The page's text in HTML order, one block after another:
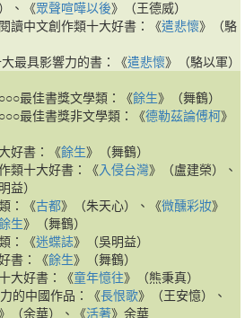
、《眾聲喧嘩以後》（王德威）
讀中文創作類十大好書：《遣悲懷》（駱
最具影響力的書：《遣悲懷》（駱以軍）
最佳書獎文學類：《餘生》（舞鶴）
最佳書獎非文學類：《德勒茲論傅柯》
好書：《餘生》（舞鶴）
類十大好書：《入侵台灣》（盧建榮）、
益）
：《古都》（朱天心）、《微醺彩妝》
生》（舞鶴）
：《迷蝶誌》（吳明益）
書：《餘生》（舞鶴）
大好書：《童年憶往》（熊秉真）
的中國作品：《長恨歌》（王安憶）、
（余華）、《活著》余華